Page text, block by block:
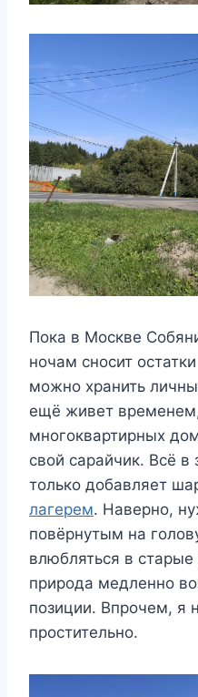
Пока в Москве
ночам сносит
можно хранить
ещё живет
многоквартирных
свой сарайчик. Всё в
только добавляет
лагерем. Наверно,
повёрнутым на
влюбляться в
природа медленно
позиции. Впрочем, я
простительно.